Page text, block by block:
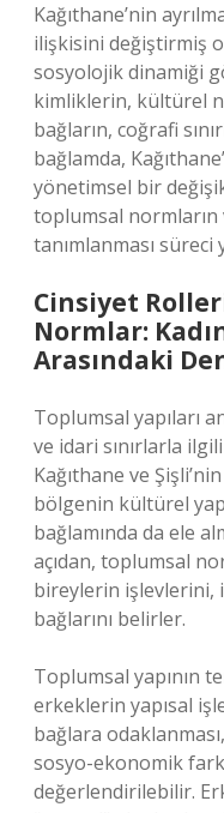
Kağıthane’nin
ilişkisini değiştirmiş
sosyolojik dinamiği
kimliklerin, kültürel
bağların, coğrafi
bağlamda,
yönetimsel bir
toplumsal
tanımlanması süreci
Cinsiyet
Normlar:
Arasındaki
Toplumsal yapıları
ve idari sınırlarla
Kağıthane ve
bölgenin kültürel
bağlamında da ele
açıdan, toplumsal
bireylerin işlevlerini,
bağlarını belirler.
Toplumsal yapının
erkeklerin yapısal
bağlara
sosyo-ekonomik
değerlendirilebilir.